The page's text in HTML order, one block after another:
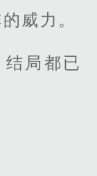
威力。
局都已